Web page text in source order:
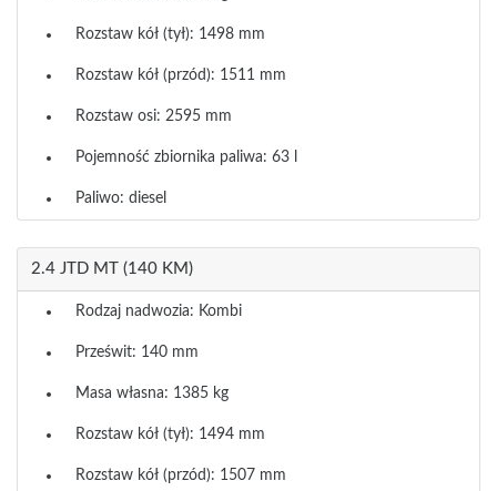
Rozstaw kół (tył): 1498 mm
Rozstaw kół (przód): 1511 mm
Rozstaw osi: 2595 mm
Pojemność zbiornika paliwa: 63 l
Paliwo: diesel
2.4 JTD MT (140 KM)
Rodzaj nadwozia: Kombi
Prześwit: 140 mm
Masa własna: 1385 kg
Rozstaw kół (tył): 1494 mm
Rozstaw kół (przód): 1507 mm